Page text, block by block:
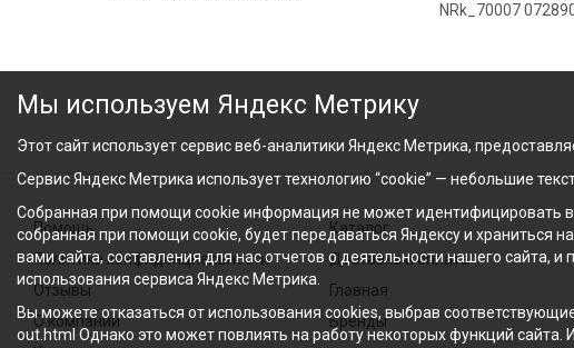
NRk_70007
Помощь
Политика конфиденциальности
Отзывы
О компании
Каталог
Доставка и оплата
Главная
Бренды
Мы используем Яндекс Метрику
Этот сайт использует сервис веб-аналитики Яндекс Метрика,
Сервис Яндекс Метрика использует технологию “cookie” — небольшие
Собранная при помощи cookie информация не может идентифицировать
собранная при помощи cookie, будет передаваться Яндексу и храниться
вами сайта, составления для нас отчетов о деятельности нашего сайта,
использования сервиса Яндекс Метрика.
Вы можете отказаться от использования cookies, выбрав
out.html Однако это может повлиять на работу некоторых функций сайта.